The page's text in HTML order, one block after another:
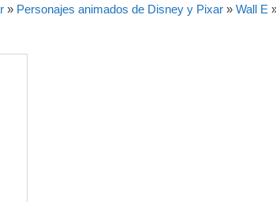
» Personajes animados de Disney y Pixar» Wall E